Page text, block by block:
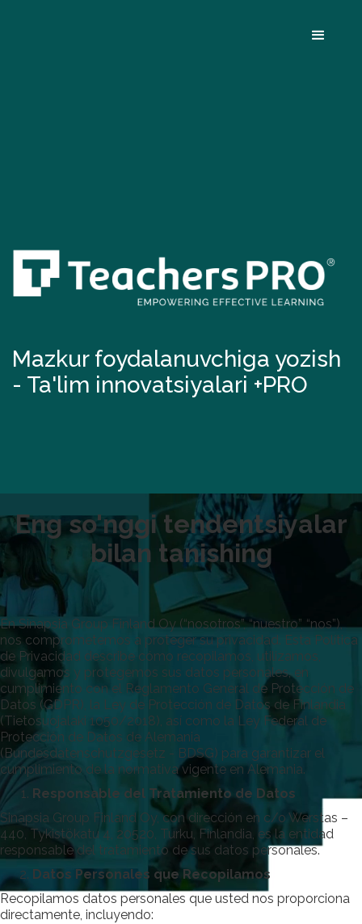
Mazkur foydalanuvchiga yozish
- Ta'lim innovatsiyalari +PRO
Eng so'nggi tendentsiyalar
bilan tanishing
En Sinapsia Group Finland Oy (“nosotros”, “nuestro”, “nos”),
nos comprometemos a proteger su privacidad. Esta Política
de Privacidad describe cómo recopilamos, utilizamos,
divulgamos y protegemos sus datos personales, en
cumplimiento con el Reglamento General de Protección de
Datos (GDPR), la Ley de Protección de Datos de Finlandia
(Tietosuojalaki 1050/2018), así como la Ley Federal de
Protección de Datos de Alemania
(Bundesdatenschutzgesetz - BDSG) para garantizar el
cumplimiento de la normativa vigente en Alemania.
Responsable del Tratamiento de Datos
Sinapsia Group Finland Oy, con dirección en c/o Werstas –
440, Tykistökatu 4, 20520, Turku, Finlandia, es la entidad
responsable del tratamiento de sus datos personales.
Datos Personales que Recopilamos
Recopilamos datos personales que usted nos proporciona
directamente, incluyendo: